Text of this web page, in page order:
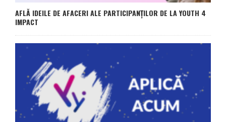
AFLĂ IDEILE DE AFACERI ALE PARTICIPANȚILOR DE LA YOUTH 4
IMPACT